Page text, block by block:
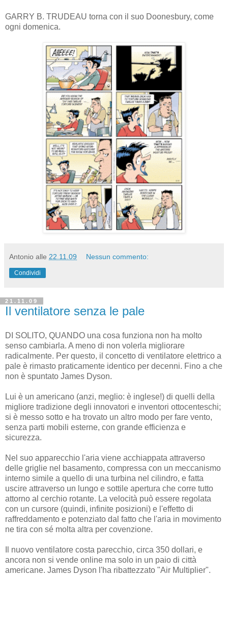
GARRY B. TRUDEAU torna con il suo Doonesbury, come
ogni domenica.
Antonio alle 22.11.09 Nessun commento:
Condividi
21.11.09
Il ventilatore senza le pale
DI SOLITO, QUANDO una cosa funziona non ha molto
senso cambiarla. A meno di non volerla migliorare
radicalmente. Per questo, il concetto di ventilatore elettrico a
pale è rimasto praticamente identico per decenni. Fino a che
non è spuntato James Dyson.
Lui è un americano (anzi, meglio: è inglese!) di quelli della
migliore tradizione degli innovatori e inventori ottocenteschi;
si è messo sotto e ha trovato un altro modo per fare vento,
senza parti mobili esterne, con grande efficienza e
sicurezza.
Nel suo apparecchio l'aria viene acchiappata attraverso
delle griglie nel basamento, compressa con un meccanismo
interno simile a quello di una turbina nel cilindro, e fatta
uscire attraverso un lungo e sottile apertura che corre tutto
attorno al cerchio rotante. La velocità può essere regolata
con un cursore (quindi, infinite posizioni) e l'effetto di
raffreddamento e potenziato dal fatto che l'aria in movimento
ne tira con sé molta altra per covenzione.
Il nuovo ventilatore costa parecchio, circa 350 dollari, e
ancora non si vende online ma solo in un paio di città
americane. James Dyson l'ha ribattezzato "Air Multiplier".